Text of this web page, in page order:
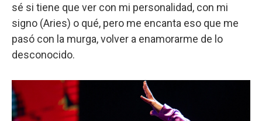
sé si tiene que ver con mi personalidad, con mi
signo (Aries) o qué, pero me encanta eso que me
pasó con la murga, volver a enamorarme de lo
desconocido.